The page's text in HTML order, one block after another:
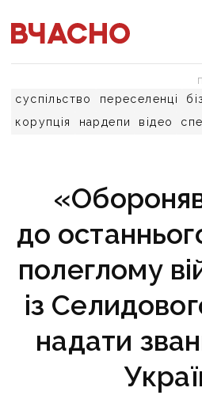
суспільство переселенці
корупція
нардепи відео
до
полеглому
із
надати